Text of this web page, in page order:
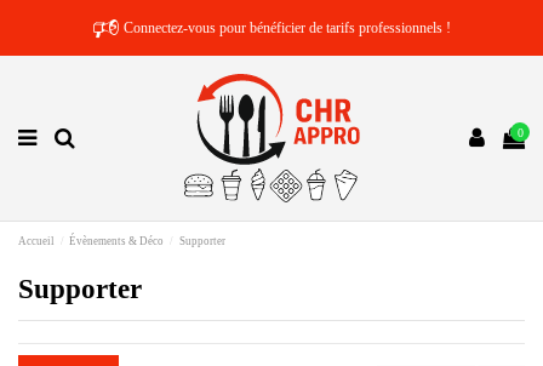
🕫 Connectez-vous pour bénéficier de tarifs professionnels !
0
Accueil Évènements & Déco Supporter
Supporter